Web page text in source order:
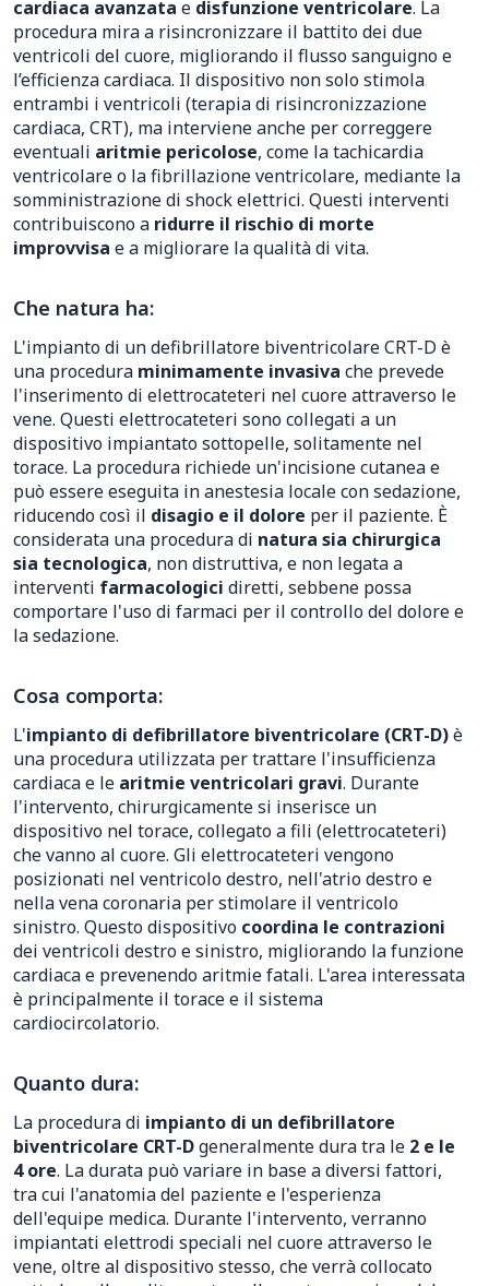
cardiaca avanzata e disfunzione ventricolare. La
procedura mira a risincronizzare il battito dei due
ventricoli del cuore, migliorando il flusso sanguigno e
l’efficienza cardiaca. Il dispositivo non solo stimola
entrambi i ventricoli (terapia di risincronizzazione
cardiaca, CRT), ma interviene anche per correggere
eventuali aritmie pericolose, come la tachicardia
ventricolare o la fibrillazione ventricolare, mediante la
somministrazione di shock elettrici. Questi interventi
contribuiscono a ridurre il rischio di morte
improvvisa e a migliorare la qualità di vita.
Che natura ha:
L'impianto di un defibrillatore biventricolare CRT-D è
una procedura minimamente invasiva che prevede
l'inserimento di elettrocateteri nel cuore attraverso le
vene. Questi elettrocateteri sono collegati a un
dispositivo impiantato sottopelle, solitamente nel
torace. La procedura richiede un'incisione cutanea e
può essere eseguita in anestesia locale con sedazione,
riducendo così il disagio e il dolore per il paziente. È
considerata una procedura di natura sia chirurgica
sia tecnologica, non distruttiva, e non legata a
interventi farmacologici diretti, sebbene possa
comportare l'uso di farmaci per il controllo del dolore e
la sedazione.
Cosa comporta:
L'impianto di defibrillatore biventricolare (CRT-D)è
una procedura utilizzata per trattare l'insufficienza
cardiaca e le aritmie ventricolari gravi. Durante
l'intervento, chirurgicamente si inserisce un
dispositivo nel torace, collegato a fili (elettrocateteri)
che vanno al cuore. Gli elettrocateteri vengono
posizionati nel ventricolo destro, nell'atrio destro e
nella vena coronaria per stimolare il ventricolo
sinistro. Questo dispositivo coordina le contrazioni
dei ventricoli destro e sinistro, migliorando la funzione
cardiaca e prevenendo aritmie fatali. L'area interessata
è principalmente il torace e il sistema
cardiocircolatorio.
Quanto dura:
La procedura di impianto di un defibrillatore
biventricolare CRT-Dgeneralmente dura tra le 2 e le
4 ore. La durata può variare in base a diversi fattori,
tra cui l'anatomia del paziente e l'esperienza
dell'equipe medica. Durante l'intervento, verranno
impiantati elettrodi speciali nel cuore attraverso le
vene, oltre al dispositivo stesso, che verrà collocato